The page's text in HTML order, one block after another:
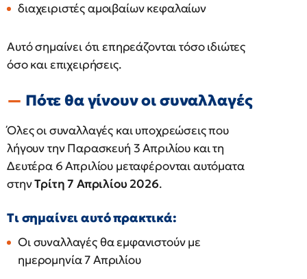
διαχειριστές αμοιβαίων κεφαλαίων
Αυτό σημαίνει ότι επηρεάζονται τόσο ιδιώτες
όσο και επιχειρήσεις.
Πότε θα γίνουν οι συναλλαγές
Όλες οι συναλλαγές και υποχρεώσεις που
λήγουν την Παρασκευή 3 Απριλίου και τη
Δευτέρα 6 Απριλίου μεταφέρονται αυτόματα
στηνΤρίτη 7 Απριλίου 2026.
Τι σημαίνει αυτό πρακτικά:
Οι συναλλαγές θα εμφανιστούν με
ημερομηνία 7 Απριλίου